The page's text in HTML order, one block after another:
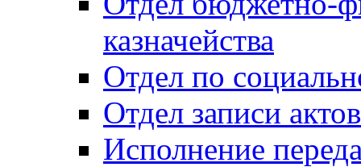
казначейства
Отдел по
Отдел записи
Исполнение